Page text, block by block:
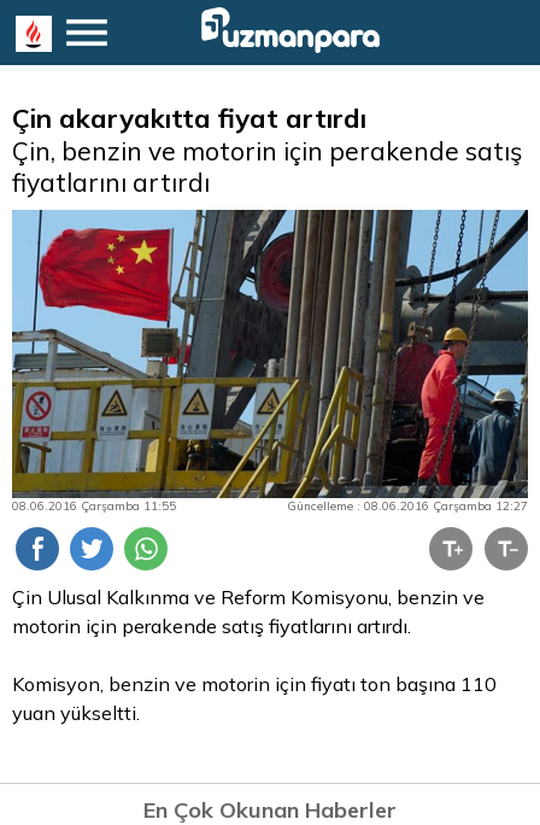
Çin akaryakıtta fiyat artırdı
Çin, benzin ve motorin için perakende satış
fiyatlarını artırdı
08.06.2016 Çarşamba 11:55 Güncelleme : 08.06.2016 Çarşamba 12:27
Çin Ulusal Kalkınma ve Reform Komisyonu, benzin ve
motorin için perakende satış fiyatlarını artırdı.
Komisyon, benzin ve motorin için fiyatı ton başına 110
yuan yükseltti.
En Çok Okunan Haberler